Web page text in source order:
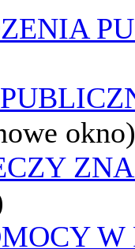
okno)